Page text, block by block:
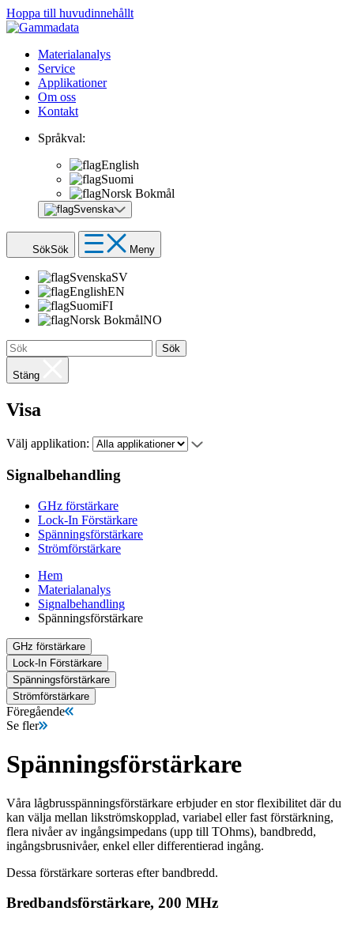
Hoppa till huvudinnehållt
Materialanalys
Service
Applikationer
Om oss
Kontakt
Språkval:
English
Suomi
Norsk Bokmål
Svenska
SökSök Meny
SvenskaSV
EnglishEN
SuomiFI
Norsk BokmålNO
Sök
Stäng
Visa
Välj applikation:
Signalbehandling
GHz förstärkare
Lock-In Förstärkare
Spänningsförstärkare
Strömförstärkare
Hem
Materialanalys
Signalbehandling
Spänningsförstärkare
GHz förstärkare
Lock-In Förstärkare
Spänningsförstärkare
Strömförstärkare
Föregående
Se fler
Spänningsförstärkare
Våra lågbrusspänningsförstärkare erbjuder en stor flexibilitet där du
kan välja mellan likströmskopplad, variabel eller fast förstärkning,
flera nivåer av ingångsimpedans (upp till TOhms), bandbredd,
ingångsbrusnivåer, enkel eller differentierad ingång.
Dessa förstärkare sorteras efter bandbredd.
Bredbandsförstärkare, 200 MHz